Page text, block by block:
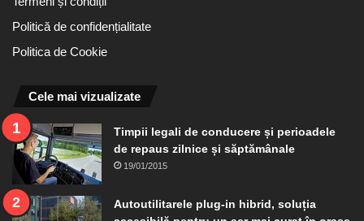
Politică de confidențialitate
Politica de Cookie
Cele mai vizualizate
Timpii legali de conducere și perioadele
de repaus zilnice și săptămânale
19/01/2015
Autoutilitarele plug-in hibrid, soluția